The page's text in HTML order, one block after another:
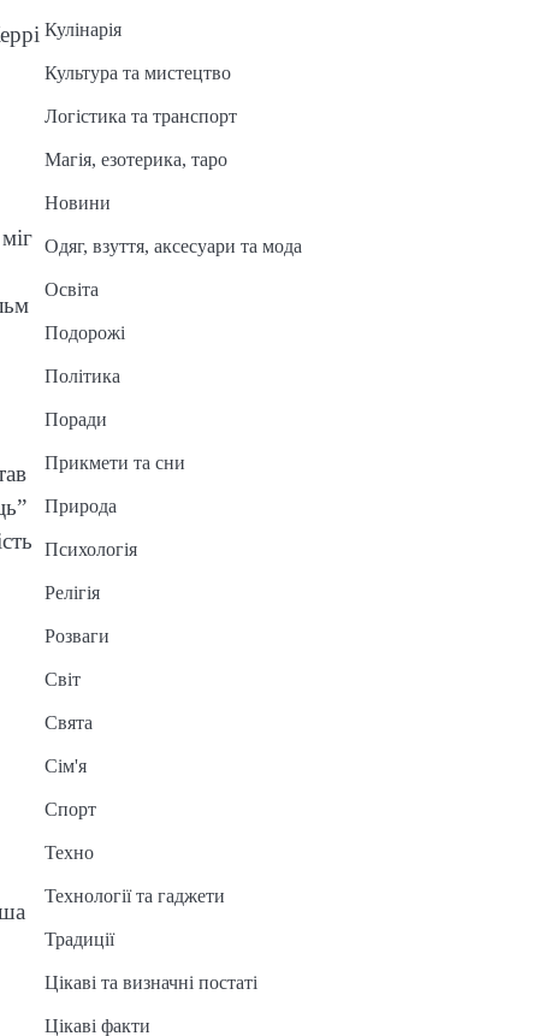
Кулінарія
Культура та мистецтво
Логістика та транспорт
Магія, езотерика, таро
Новини
Одяг, взуття, аксесуари та мода
Освіта
Подорожі
Політика
Поради
Прикмети та сни
Природа
Психологія
Релігія
Розваги
Світ
Свята
Сім'я
Спорт
Техно
Технології та гаджети
Традиції
Цікаві та визначні постаті
Цікаві факти